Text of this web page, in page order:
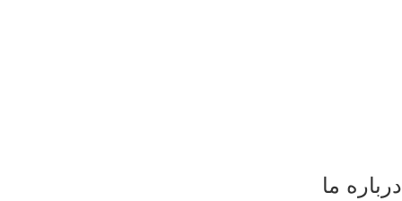
درباره ما